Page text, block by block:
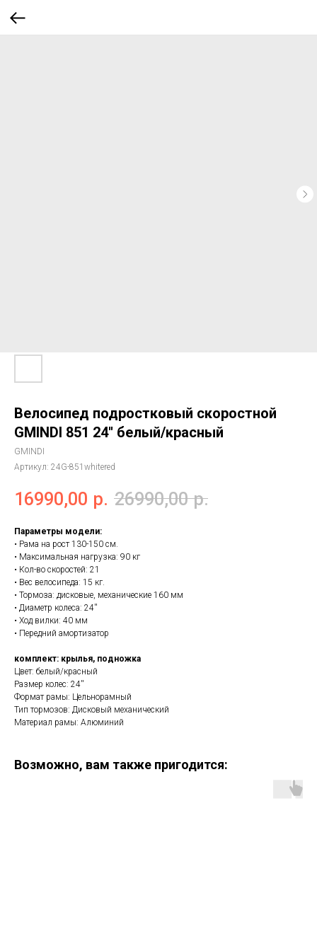
Велосипед подростковый скоростной
GMINDI 851 24'' белый/красный
GMINDI
Артикул: 24G-851whitered
16990,00 р. 26990,00 р.
Параметры модели:
• Рама на рост 130-150 см.
• Максимальная нагрузка: 90 кг
• Кол-во скоростей: 21
• Вес велосипеда: 15 кг.
• Тормоза: дисковые, механические 160 мм
• Диаметр колеса: 24''
• Ход вилки: 40 мм
• Передний амортизатор
комплект: крылья, подножка
Цвет: белый/красный
Размер колес: 24''
Формат рамы: Цельнорамный
Тип тормозов: Дисковый механический
Материал рамы: Алюминий
Возможно, вам также пригодится: